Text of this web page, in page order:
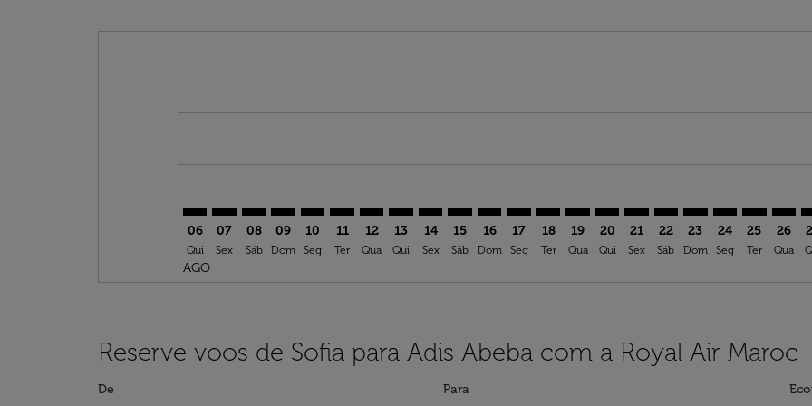
06
Qui
AGO
07
Sex
08
Sáb
09
Dom
10
Seg
11
Ter
12
Qua
13
Qui
14
Sex
15
Sáb
16
Dom
17
Seg
18
Ter
19
Qua
20
Qui
SOF–ADD: cmp-view-
21
Sex
SOF–ADD: cmp-view-
22
Sáb
SOF–ADD: cmp-
23
Dom
SOF–ADD:
24
Seg
25
Ter
26
Qua
Reserve voos de Sofia para Adis Abeba com a Royal Air Maroc
De Para